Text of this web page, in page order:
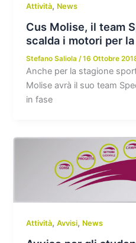
Attività, News
Cus Molise, il team
scalda i motori per
Stefano Saliola /16 Ottobre
Anche per la stagione
Molise avrà il suo team
in fase
Attività,Avvisi, News